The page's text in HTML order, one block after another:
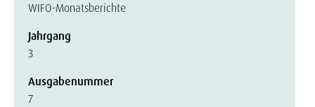
WIFO-Monatsberichte
Jahrgang
3
Ausgabenummer
7